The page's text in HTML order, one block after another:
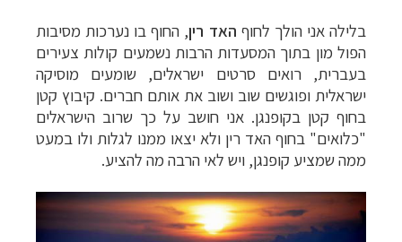
בלילה אני הולך לחוף האד רין, החוף בו נערכות מסיבות
הפול מון בתוך המסעדות הרבות נשמעים קולות צעירים
בעברית, רואים סרטים ישראלים, שומעים מוסיקה
ישראלית ופוגשים שוב ושוב את אותם חברים. קיבוץ קטן
בחוף קטן בקופנגן. אני חושב על כך שרוב הישראלים
"כלואים" בחוף האד רין ולא יצאו ממנו לגלות ולו במעט
ממה שמציע קופנגן, ויש לאי הרבה מה להציע.